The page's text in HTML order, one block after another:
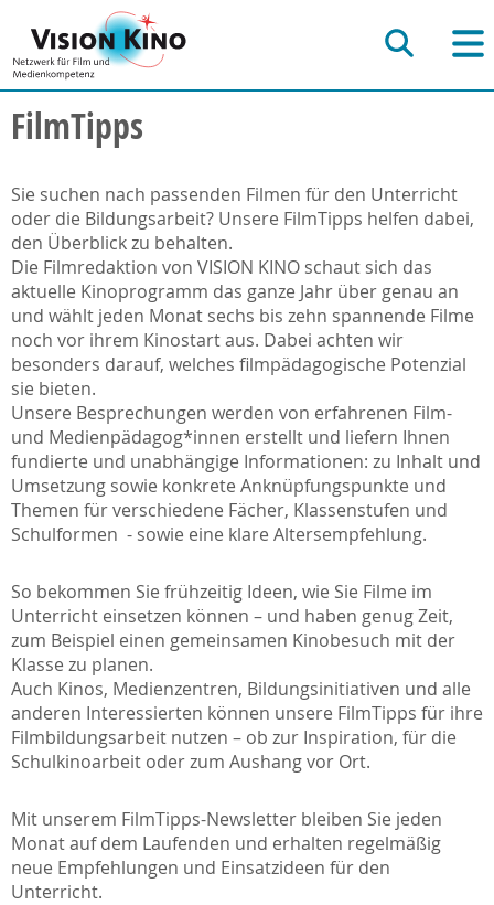
FilmTipps
Sie suchen nach passenden Filmen für den Unterricht
oder die Bildungsarbeit? Unsere FilmTipps helfen dabei,
den Überblick zu behalten.
Die Filmredaktion von VISION KINO schaut sich das
aktuelle Kinoprogramm das ganze Jahr über genau an
und wählt jeden Monat sechs bis zehn spannende Filme
noch vor ihrem Kinostart aus. Dabei achten wir
besonders darauf, welches filmpädagogische Potenzial
sie bieten.
Unsere Besprechungen werden von erfahrenen Film-
und Medienpädagog*innen erstellt und liefern Ihnen
fundierte und unabhängige Informationen: zu Inhalt und
Umsetzung sowie konkrete Anknüpfungspunkte und
Themen für verschiedene Fächer, Klassenstufen und
Schulformen - sowie eine klare Altersempfehlung.
So bekommen Sie frühzeitig Ideen, wie Sie Filme im
Unterricht einsetzen können – und haben genug Zeit,
zum Beispiel einen gemeinsamen Kinobesuch mit der
Klasse zu planen.
Auch Kinos, Medienzentren, Bildungsinitiativen und alle
anderen Interessierten können unsere FilmTipps für ihre
Filmbildungsarbeit nutzen – ob zur Inspiration, für die
Schulkinoarbeit oder zum Aushang vor Ort.
Mit unserem FilmTipps-Newsletter bleiben Sie jeden
Monat auf dem Laufenden und erhalten regelmäßig
neue Empfehlungen und Einsatzideen für den
Unterricht.